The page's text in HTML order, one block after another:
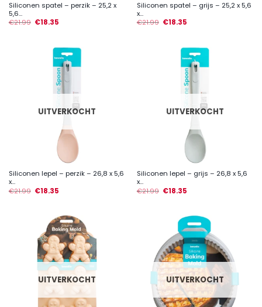
Siliconen spatel – perzik – 25,2 x
5,6...
€21.99 €18.35
Siliconen spatel – grijs – 25,2 x 5,6
x...
€21.99 €18.35
UITVERKOCHT
Siliconen lepel – perzik – 26,8 x 5,6
x...
€21.99 €18.35
UITVERKOCHT
Siliconen lepel – grijs – 26,8 x 5,6
x...
€21.99 €18.35
UITVERKOCHT UITVERKOCHT